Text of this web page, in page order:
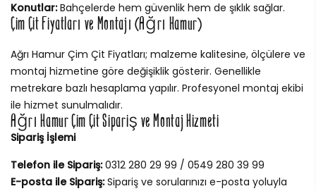
Konutlar:Bahçelerde hem güvenlik hem de şıklık sağlar.
Çim Çit Fiyatları ve Montajı (Ağrı Hamur)
Ağrı Hamur Çim Çit Fiyatları; malzeme kalitesine, ölçülere ve
montaj hizmetine göre değişiklik gösterir. Genellikle
metrekare bazlı hesaplama yapılır. Profesyonel montaj ekibi
ile hizmet sunulmalıdır.
Ağrı Hamur Çim Çit Sipariş ve Montaj Hizmeti
Sipariş İşlemi
Telefon ile Sipariş:0312 280 29 99 / 0549 280 39 99
E-posta ile Sipariş:Sipariş ve sorularınızı e-posta yoluyla